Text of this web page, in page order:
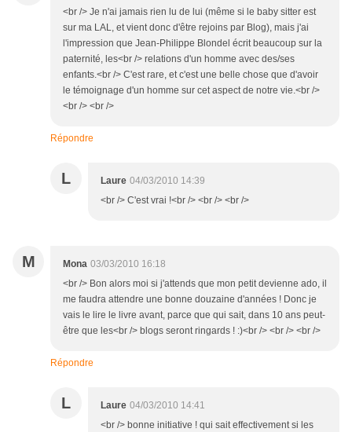
<br /> Je n'ai jamais rien lu de lui (même si le baby sitter est
sur ma LAL, et vient donc d'être rejoins par Blog), mais j'ai
l'impression que Jean-Philippe Blondel écrit beaucoup sur la
paternité, les<br /> relations d'un homme avec des/ses
enfants.<br /> C'est rare, et c'est une belle chose que d'avoir
le témoignage d'un homme sur cet aspect de notre vie.<br />
<br /> <br />
Répondre
L Laure 04/03/2010 14:39
<br /> C'est vrai !<br /> <br /> <br />
M Mona 03/03/2010 16:18
<br /> Bon alors moi si j'attends que mon petit devienne ado, il
me faudra attendre une bonne douzaine d'années ! Donc je
vais le lire le livre avant, parce que qui sait, dans 10 ans peut-
être que les<br /> blogs seront ringards ! :)<br /> <br /> <br />
Répondre
L Laure 04/03/2010 14:41
<br /> bonne initiative ! qui sait effectivement si les